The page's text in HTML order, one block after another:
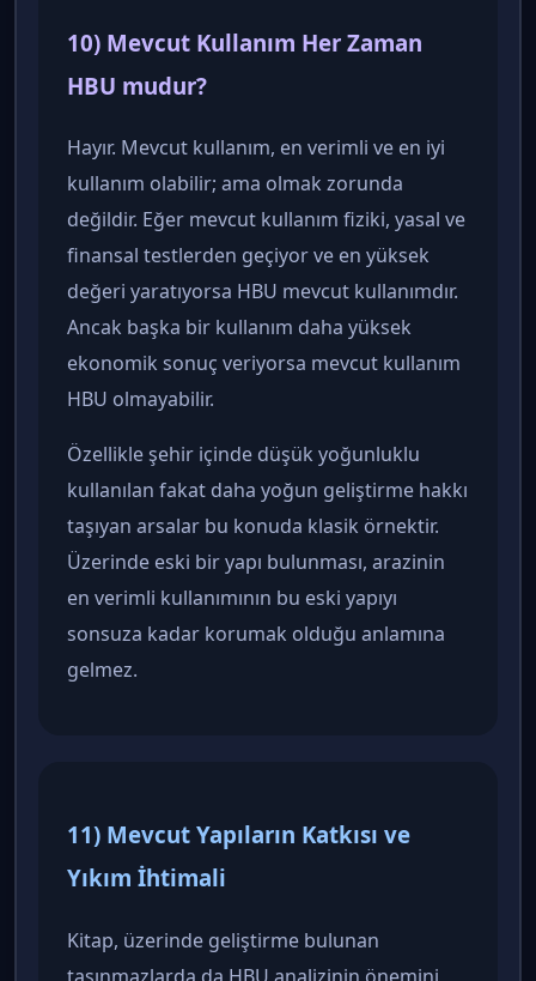
10) Mevcut Kullanım Her Zaman
HBU mudur?
Hayır. Mevcut kullanım, en verimli ve en iyi
kullanım olabilir; ama olmak zorunda
değildir. Eğer mevcut kullanım fiziki, yasal ve
finansal testlerden geçiyor ve en yüksek
değeri yaratıyorsa HBU mevcut kullanımdır.
Ancak başka bir kullanım daha yüksek
ekonomik sonuç veriyorsa mevcut kullanım
HBU olmayabilir.
Özellikle şehir içinde düşük yoğunluklu
kullanılan fakat daha yoğun geliştirme hakkı
taşıyan arsalar bu konuda klasik örnektir.
Üzerinde eski bir yapı bulunması, arazinin
en verimli kullanımının bu eski yapıyı
sonsuza kadar korumak olduğu anlamına
gelmez.
11) Mevcut Yapıların Katkısı ve
Yıkım İhtimali
Kitap, üzerinde geliştirme bulunan